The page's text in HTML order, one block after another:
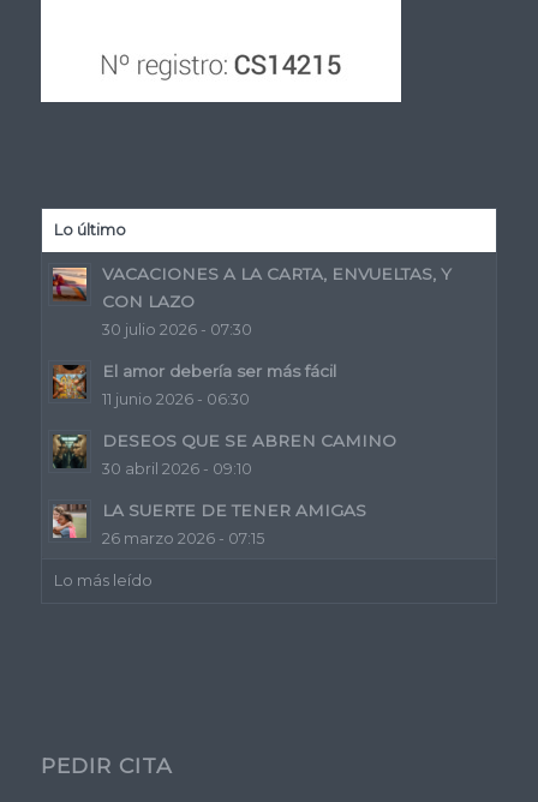
Lo último
VACACIONES A LA CARTA, ENVUELTAS, Y
CON LAZO
30 julio 2026 - 07:30
El amor debería ser más fácil
11 junio 2026 - 06:30
DESEOS QUE SE ABREN CAMINO
30 abril 2026 - 09:10
LA SUERTE DE TENER AMIGAS
26 marzo 2026 - 07:15
Lo más leído
PEDIR CITA